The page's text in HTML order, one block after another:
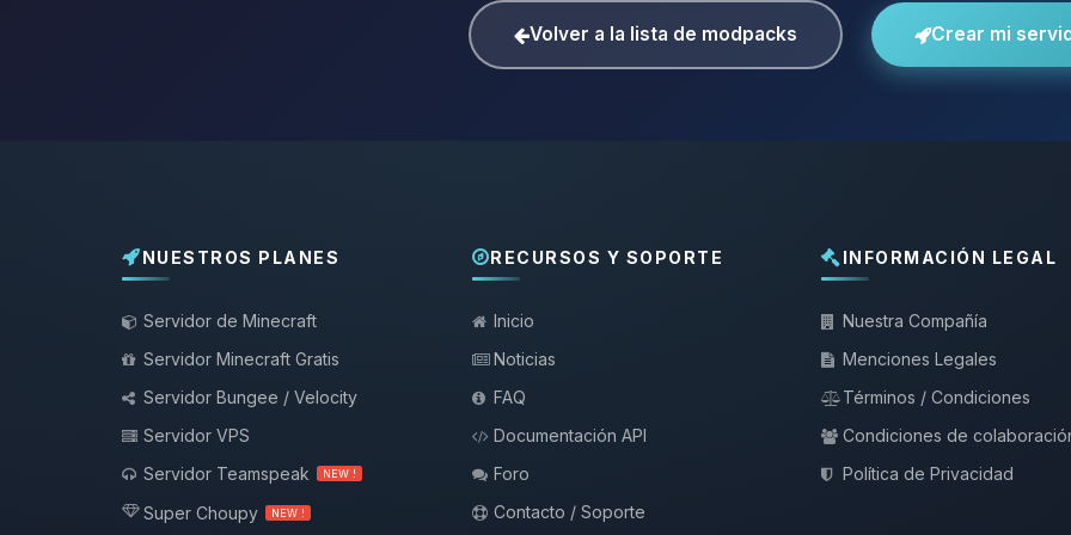
Volver a la lista de modpacks Crear mi
NUESTROS PLANES
Servidor de Minecraft
Servidor Minecraft Gratis
Servidor Bungee / Velocity
Servidor VPS
Servidor Teamspeak
NEW !
Super Choupy NEW !
RECURSOS Y SOPORTE
Inicio
Noticias
FAQ
Documentación API
Foro
Contacto / Soporte
INFORMACIÓN LEGAL
Nuestra Compañía
Menciones Legales
Términos / Condiciones
Condiciones de
Política de Privacidad